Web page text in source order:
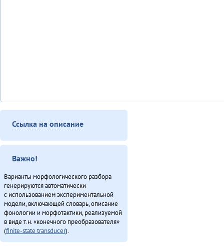
Ссылка на описание
Важно!
Варианты морфологического разбора
генерируются автоматически
с использованием экспериментальной
модели, включающей словарь, описание
фонологии и морфотактики, реализуемой
в виде т.н. «конечного преобразователя»
(finite-state transducer).